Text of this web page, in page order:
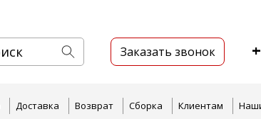
Заказать звонок
Доставка Возврат Сборка Клиентам